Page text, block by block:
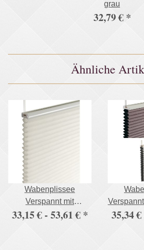
grau
32,79 € *
Ähnliche
Wabenplissee
Verspannt mit
Klemmträgern ohne
33,15 € - 53,61 € * 35,34